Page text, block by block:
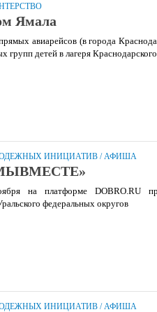
Ямала
авиарейсов (в города
групп детей в лагеря
ИНИЦИАТИВ /АФИША
на платформе DOBRO.RU
федеральных округов
ИНИЦИАТИВ /АФИША